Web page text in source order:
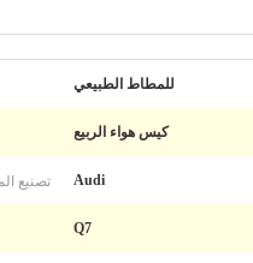
للمطاط الطبيعي
كيس هواء الربيع
Audi تصنيع
Q7